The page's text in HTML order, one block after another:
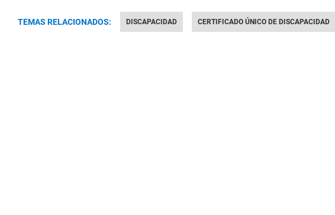
TEMAS RELACIONADOS: DISCAPACIDAD CERTIFICADO ÚNICO DE DISCAPACIDAD